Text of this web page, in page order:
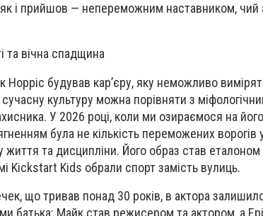
як і прийшов — непереможним наставником, чий
та вічна спадщина
Норріс будував кар’єру, яку неможливо
культуру можна порівняти з
У 2026 році, коли ми озираємося на
була не кількість переможених ворогів
та дисципліни. Його образ став еталоном
Kickstart Kids обрали спорт замість вулиць.
що тривав понад 30 років, в актора
батька: Майк став режисером та актором, а